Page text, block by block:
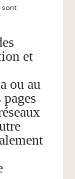
sont
et
ou au